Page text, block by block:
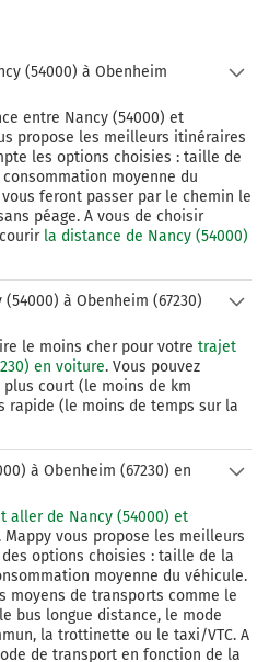
Continuer sur 750 mètres
la 1ère sortie sur D81 et
(54000) à Obenheim
entre Nancy (54000) et
propose les meilleurs itinéraires
les options choisies : taille de
moyenne du
feront passer par le chemin le
péage. A vous de choisir
la distance de Nancy (54000)
à Obenheim (67230)
le moins cher pour votre trajet
en voiture. Vous pouvez
court (le moins de km
rapide (le moins de temps sur la
à Obenheim (67230) en
aller de Nancy (54000) et
Mappy vous propose les meilleurs
options choisies : taille de la
moyenne du véhicule.
moyens de transports comme le
bus longue distance, le mode
la trottinette ou le taxi/VTC. A
de transport en fonction de la